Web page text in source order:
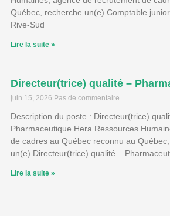
Québec, recherche un(e) Comptable
Rive-Sud
Lire la suite »
Directeur(trice) qualité –
juin 15, 2026 Pas de commentaire
Description du poste : Directeur(trice)
Pharmaceutique Hera Ressources
de cadres au Québec reconnu au
un(e) Directeur(trice) qualité –
Lire la suite »